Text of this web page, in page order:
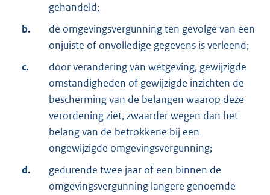
gehandeld;
b.
de omgevingsvergunning ten gevolge van een
onjuiste of onvolledige gegevens is verleend;
c.
door verandering van wetgeving, gewijzigde
omstandigheden of gewijzigde inzichten de
bescherming van de belangen waarop deze
verordening ziet, zwaarder wegen dan het
belang van de betrokkene bij een
ongewijzigde omgevingsvergunning;
d.
gedurende twee jaar of een binnen de
omgevingsvergunning langere genoemde